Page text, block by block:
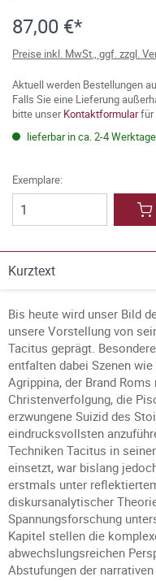
87,00 €*
Preise inkl. MwSt., ggf. zzgl.
Aktuell werden Bestellungen
Falls Sie eine Lieferung
bitte unserKontaktformularfür
lieferbar in ca. 2-4
Exemplare:
Kurztext
Bis heute wird unser Bild
unsere Vorstellung von
Tacitus geprägt.
entfalten dabei Szenen
Agrippina, der Brand
Christenverfolgung, die
erzwungene Suizid des
eindrucksvollsten
Techniken Tacitus in
einsetzt, war bislang
erstmals unter
diskursanalytischer
Spannungsforschung
Kapitel stellen die
abwechslungsreichen
Abstufungen der